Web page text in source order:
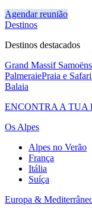
Agendar reunião
Destinos
Destinos destacados
Grand Massif
PalmeraiePraia e
Balaia
ENCONTRA A TUA
Os Alpes
Alpes no Verão
França
Itália
Suíça
Europa &